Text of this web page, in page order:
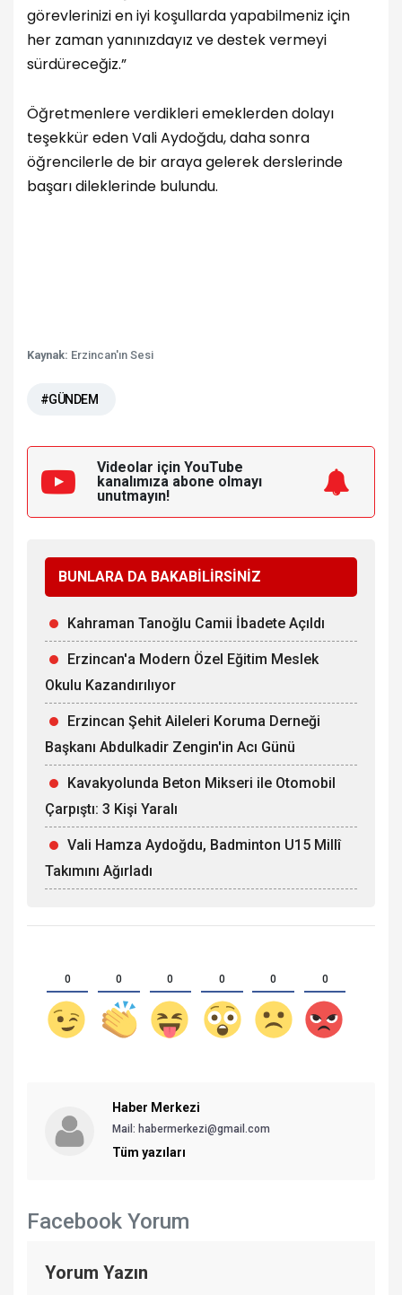
görevlerinizi en iyi koşullarda yapabilmeniz için
her zaman yanınızdayız ve destek vermeyi
sürdüreceğiz.”
Öğretmenlere verdikleri emeklerden dolayı
teşekkür eden Vali Aydoğdu, daha sonra
öğrencilerle de bir araya gelerek derslerinde
başarı dileklerinde bulundu.
Kaynak: Erzincan'ın Sesi
#GÜNDEM
Videolar için YouTube
kanalımıza abone olmayı
unutmayın!
BUNLARA DA BAKABİLİRSİNİZ
Kahraman Tanoğlu Camii İbadete Açıldı
Erzincan'a Modern Özel Eğitim Meslek
Okulu Kazandırılıyor
Erzincan Şehit Aileleri Koruma Derneği
Başkanı Abdulkadir Zengin'in Acı Günü
Kavakyolunda Beton Mikseri ile Otomobil
Çarpıştı: 3 Kişi Yaralı
Vali Hamza Aydoğdu, Badminton U15 Millî
Takımını Ağırladı
0 0 0 0 0 0
Haber Merkezi
Mail: habermerkezi@gmail.com
Tüm yazıları
Facebook Yorum
Yorum Yazın